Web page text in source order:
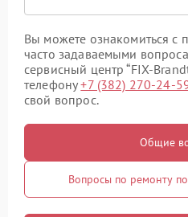
Вы можете ознакомиться
часто задаваемыми
сервисный центр “FIX-
телефону+7 (382) 270-24-
свой вопрос.
Общие
Вопросы по ремонту